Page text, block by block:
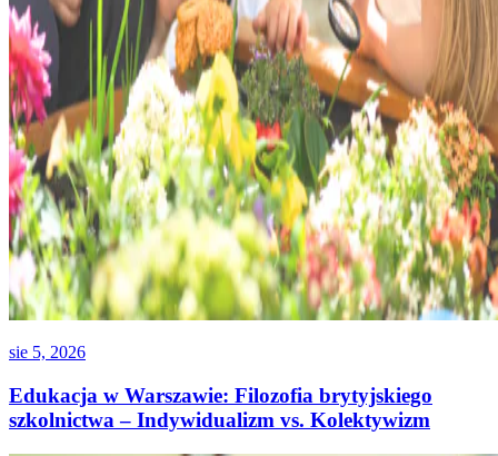
sie 5, 2026
Edukacja w Warszawie: Filozofia brytyjskiego
szkolnictwa – Indywidualizm vs. Kolektywizm